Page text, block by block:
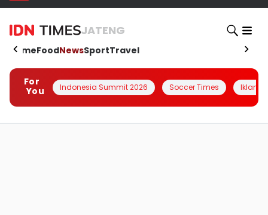
JATENG
HomeFoodNewsSportTravel
For
You
Indonesia Summit 2026 Soccer Times Iklanin